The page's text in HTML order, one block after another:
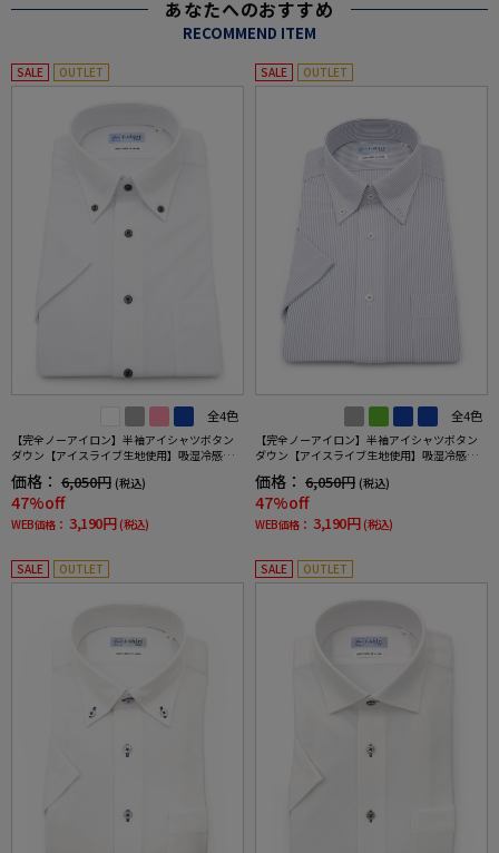
あなたへのおすすめ
RECOMMEND ITEM
SALE OUTLET
全4色
【完全ノーアイロン】半袖アイシャツボタン
ダウン【アイスライブ生地使用】吸湿冷感シ
価格： 6,050円 (税込)
47%off
WEB価格： 3,190円 (税込)
SALE OUTLET
全4色
【完全ノーアイロン】半袖アイシャツボタン
ダウン【アイスライブ生地使用】吸湿冷感ス
価格： 6,050円 (税込)
47%off
WEB価格： 3,190円 (税込)
SALE OUTLET SALE OUTLET